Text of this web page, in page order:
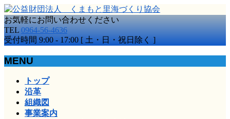
お気軽にお問い合わせください
TEL 0964-56-4636
受付時間 9:00 - 17:00 [ 土・日・祝日除く ]
MENU
トップ
沿革
組織図
事業案内